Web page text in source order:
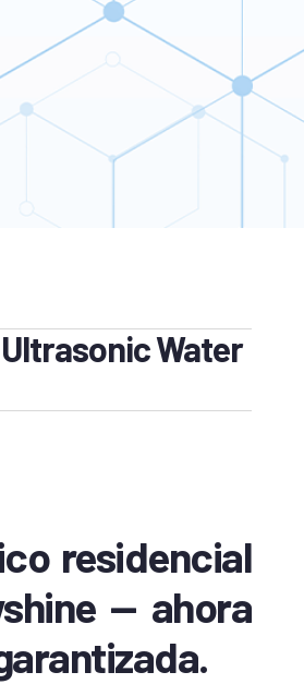
Water
residencial
— ahora